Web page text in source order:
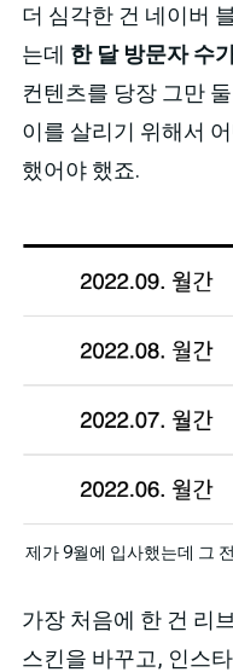
더 심각한 건 네이버
는데 한 달 방문자 수
컨텐츠를 당장 그만
이를 살리기 위해서
했어야 했죠.
제가 9월에 입사했는데 그
가장 처음에 한 건 리
스킨을 바꾸고, 인스